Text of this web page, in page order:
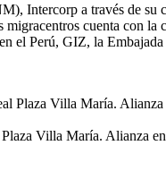
Intercorp a través de
cuenta con la
Perú, GIZ, la
Villa María. Alianza